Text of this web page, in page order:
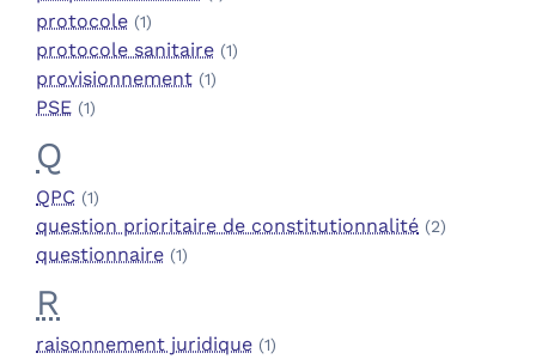
protocole (1)
protocole sanitaire (1)
provisionnement (1)
PSE (1)
Q
QPC (1)
question prioritaire de constitutionnalité (2)
questionnaire (1)
R
raisonnement juridique (1)